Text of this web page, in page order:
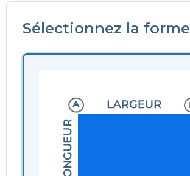
Sélectionnez la forme